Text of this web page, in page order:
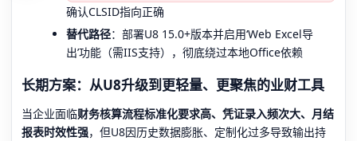
确认CLSID指向正确
替代路径：部署U8 15.0+版本并启用‘Web Excel导
出’功能（需IIS支持），彻底绕过本地Office依赖
长期方案：从U8升级到更轻量、更聚焦的业财工具
当企业面临财务核算流程标准化要求高、凭证录入频次大、月结
报表时效性强，但U8因历史数据膨胀、定制化过多导致输出持